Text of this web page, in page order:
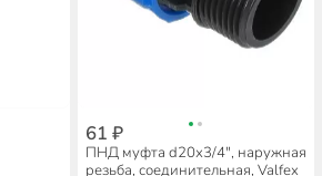
61 ₽
ПНД муфта d20х3/4", наружная
резьба, соединительная, Valfex